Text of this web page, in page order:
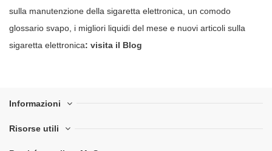
sulla manutenzione della sigaretta elettronica, un comodo
glossario svapo, i migliori liquidi del mese e nuovi articoli sulla
sigaretta elettronica: visita il Blog
Informazioni
Risorse utili